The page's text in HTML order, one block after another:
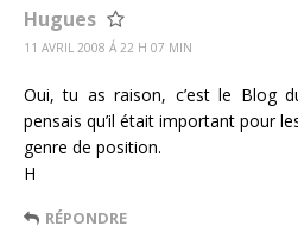
Hugues
11 AVRIL 2008 Á 22 H 07 MIN
Oui, tu as raison, c’est le Blog
pensais qu’il était important pour
genre de position.
H
RÉPONDRE